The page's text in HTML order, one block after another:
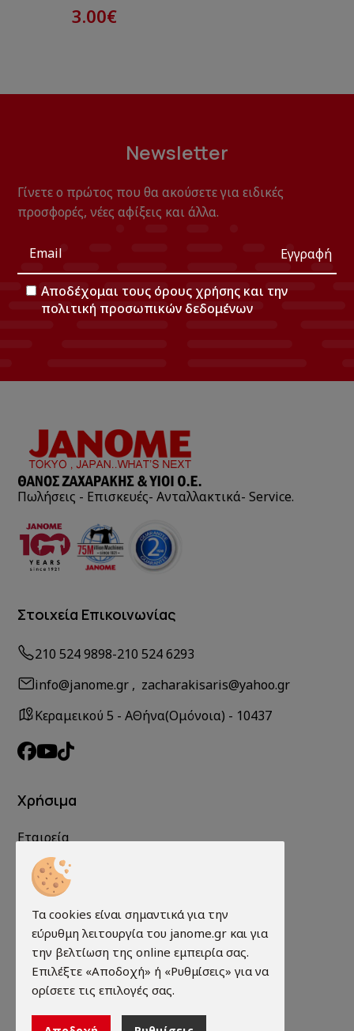
3.00€
Newsletter
Γίνετε ο πρώτος που θα ακούσετε για ειδικές
προσφορές, νέες αφίξεις και άλλα.
Εγγραφή
Αποδέχομαι τους όρους χρήσης και την
πολιτική προσωπικών δεδομένων
Πωλήσεις - Επισκευές- Ανταλλακτικά- Service.
Στοιχεία Επικοινωνίας
210 524 9898-210 524 6293
info@janome.gr , zacharakisaris@yahoo.gr
Κεραμεικού 5 - ΑΘήνα(Ομόνοια) - 10437
Χρήσιμα
Εταιρεία
Service
Επικοινωνία
Συχνές ερωτήσεις
Προστασία προσωπικών δεδομένων
Πληροφορίες Cookies
Τα cookies είναι σημαντικά για την
εύρυθμη λειτουργία του janome.gr και για
την βελτίωση της online εμπειρία σας.
Επιλέξτε «Αποδοχή» ή «Ρυθμίσεις» για να
ορίσετε τις επιλογές σας.